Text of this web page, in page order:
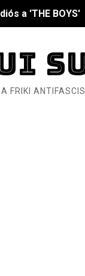
a 'THE BOYS'
- Parte II
- Parte I
FRIKI